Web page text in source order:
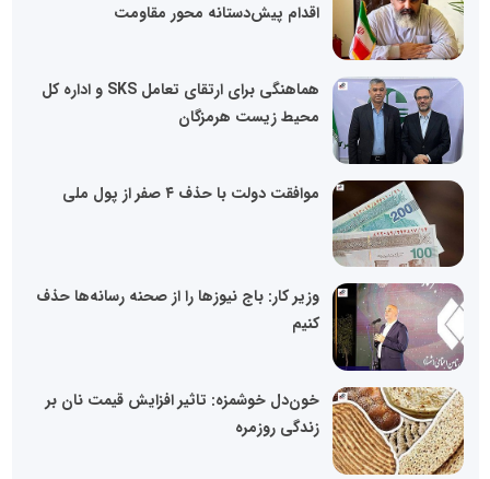
اقدام پیش‌دستانه محور مقاومت
هماهنگی برای ارتقای تعامل SKS و اداره کل
محیط زیست هرمزگان
موافقت دولت با حذف ۴ صفر از پول ملی
وزیر کار: باج نیوزها را از صحنه رسانه‌ها حذف
کنیم
خون‌دل خوشمزه: تاثیر افزایش قیمت نان بر
زندگی روزمره